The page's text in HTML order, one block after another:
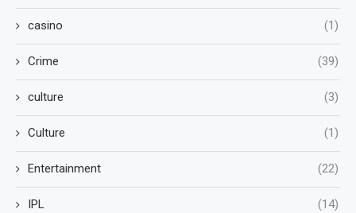
casino (1)
Crime (39)
culture (3)
Culture (1)
Entertainment (22)
IPL (14)